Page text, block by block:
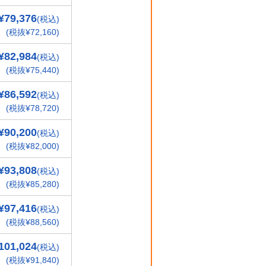
(税込)
(税抜¥72,160)
(税込)
(税抜¥75,440)
(税込)
(税抜¥78,720)
(税込)
(税抜¥82,000)
(税込)
(税抜¥85,280)
(税込)
(税抜¥88,560)
(税込)
(税抜¥91,840)